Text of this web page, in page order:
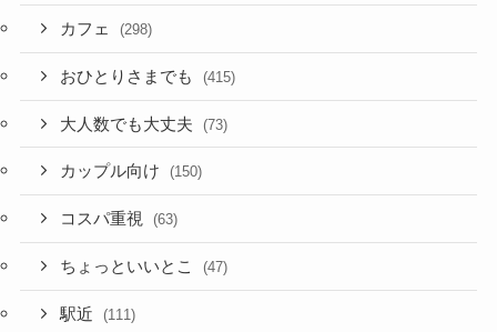
カフェ (298)
おひとりさまでも (415)
大人数でも大丈夫 (73)
カップル向け (150)
コスパ重視 (63)
ちょっといいとこ (47)
駅近 (111)